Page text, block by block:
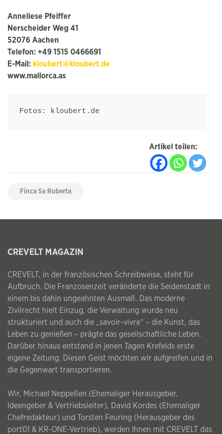
Anneliese Pfeiffer
Nerscheider Weg 41
52076 Aachen
Telefon: +49 1515 0466691
E-Mail: kloubert@kloubert.de
www.mallorca.as
Fotos: kloubert.de
Artikel teilen:
Finca Sa Ruberta
CREVELT MAGAZIN
CREVELT, in der französischen Schreibweise, steht für
Aufbruch. Die Franzosenzeit veränderte die Seidenstadt in
einem bis dahin ungeahnten Ausmaß. Das moderne
Zivilrecht hielt Einzug, die Verwaltung wurde neu
strukturiert und auch die „savoir-vivre“ – die Kunst, das
Leben zu genießen – prägte das gesellschaftliche Leben.
Darüber hinaus entstand in jenen Tagen Krefelds erste
eigene Zeitung. Diesen Geist möchten wir aufgreifen und in
die Gegenwart transportieren.
Wir, Michael Neppeßen (Ehemaliger Herausgeber,
Ideengeber & Vertriebsleiter), David Kordes (Ehemaliger
Chefredakteur) und Torsten Feuring (Herausgeber des
port01 & KR-ONE-Vertrieb), werden Ihnen mit CREVELT das